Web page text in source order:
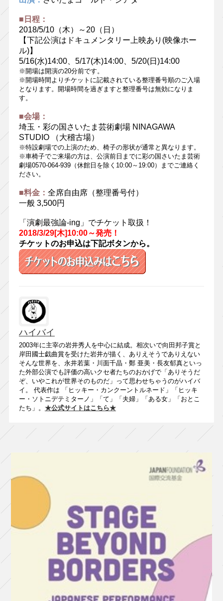
■日程：
2018/5/10（木）～20（日）
【下記公演はドキュメンタリー上映あり(映像ホー
ル)】
5/16(水)14:00、5/17(木)14:00、5/20(日)14:00
※開場は開演の20分前です。
※開場時間よりチケットに記載されている整理番号順のご入場
となります。開場時間を過ぎますと整理番号は無効になりま
す。
■会場：
埼玉・彩の国さいたま芸術劇場 NINAGAWA
STUDIO （大稽古場）
※特設劇場での上演のため、椅子の形状が通常と異なります。
※車椅子でご来場の方は、公演前日までに彩の国さいたま芸術
劇場0570-064-939（休館日を除く10:00～19:00）までご連絡く
ださい。
■料金： 全席自由席（整理番号付）
一般 3,500円
「演劇最強論-ing」でチケット取扱！
2018/3/29[木]10:00～発売！
チケットのお申込は下記ボタンから。
ハイバイ
2003年に主宰の岩井秀人を中心に結成。相次いで向田邦子賞と
岸田國士戯曲賞を受けた岩井が描く、ありえそうでありえない
そんな世界を、永井若葉・川面千晶・鄭 亜美・長友郁真といっ
た外部公演でも評価の高いクセ者たちのおかげで「ありそうだ
ぞ、いやこれが世界そのものだ」って思わせちゃうのがハイバ
イ。 代表作は 「ヒッキー・カンクーントルネード」「ヒッキ
ー・ソトニデテミターノ」「て」「夫婦」「ある女」「おとこ
たち」。 ★公式サイトはこちら★